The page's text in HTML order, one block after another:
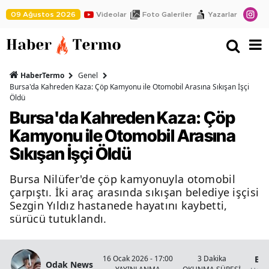
09 Ağustos 2026 Videolar Foto Galeriler Yazarlar
HaberTermo
Genel
Bursa'da Kahreden Kaza: Çöp Kamyonu ile Otomobil Arasına Sıkışan İşçi
Öldü
Bursa'da Kahreden Kaza: Çöp
Kamyonu ile Otomobil Arasına
Sıkışan İşçi Öldü
Bursa Nilüfer'de çöp kamyonuyla otomobil
çarpıştı. İki araç arasında sıkışan belediye işçisi
Sezgin Yıldız hastanede hayatını kaybetti,
sürücü tutuklandı.
Odak News
16 Ocak 2026 - 17:00
3 Dakika